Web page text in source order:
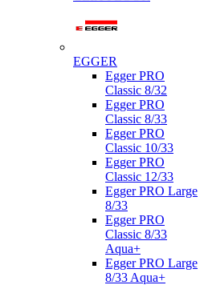
EGGER
Egger PRO
Classic 8/32
Egger PRO
Classic 8/33
Egger PRO
Classic 10/33
Egger PRO
Classic 12/33
Egger PRO Large
8/33
Egger PRO
Classic 8/33
Aqua+
Egger PRO Large
8/33 Aqua+